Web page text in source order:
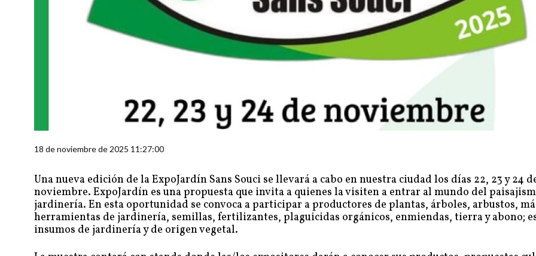
18 de noviembre de 2025 11:27:00
Una nueva edición de la ExpoJardín Sans Souci se llevará a cabo en nuestra ciudad los días 22, 23 y 24
noviembre. ExpoJardín es una propuesta que invita a quienes la visiten a entrar al mundo del
jardinería. En esta oportunidad se convoca a participar a productores de plantas, árboles, arbustos,
herramientas de jardinería, semillas, fertilizantes, plaguicidas orgánicos, enmiendas, tierra y abono;
insumos de jardinería y de origen vegetal.